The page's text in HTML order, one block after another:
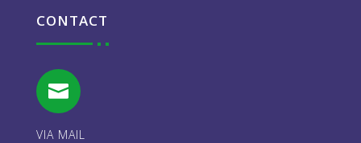
CONTACT

VIA MAIL